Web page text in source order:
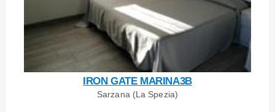
IRON GATE MARINA3B
Sarzana (La Spezia)